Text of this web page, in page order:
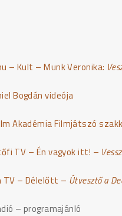
– Kult – Munk Veronika:
Bogdán videója
Akadémia Filmjátszó
TV – Én vagyok itt! –
TV – Délelőtt – Útvesztő a
– programajánló